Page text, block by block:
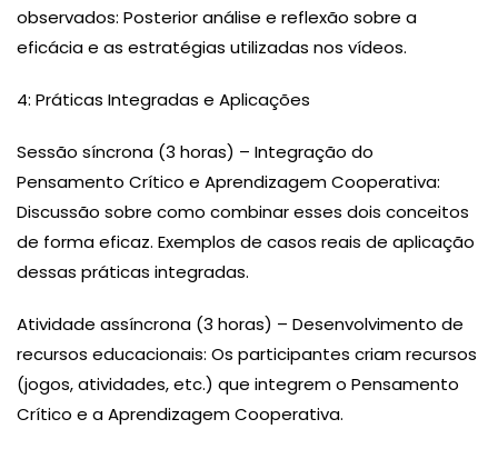
observados: Posterior análise e reflexão sobre a
eficácia e as estratégias utilizadas nos vídeos.
4: Práticas Integradas e Aplicações
Sessão síncrona (3 horas) – Integração do
Pensamento Crítico e Aprendizagem Cooperativa:
Discussão sobre como combinar esses dois conceitos
de forma eficaz. Exemplos de casos reais de aplicação
dessas práticas integradas.
Atividade assíncrona (3 horas) – Desenvolvimento de
recursos educacionais: Os participantes criam recursos
(jogos, atividades, etc.) que integrem o Pensamento
Crítico e a Aprendizagem Cooperativa.